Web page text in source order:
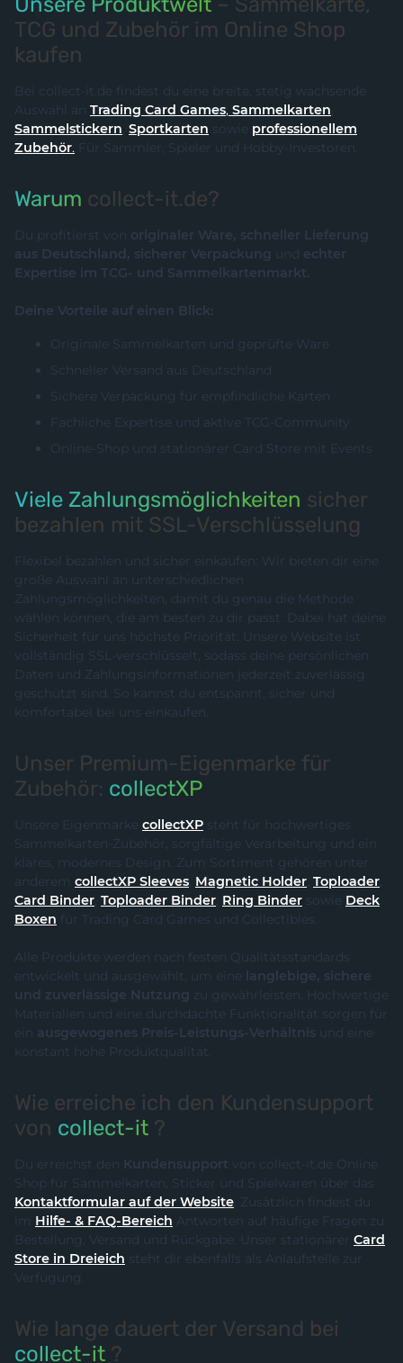
TCG und Zubehör im Online Shop
kaufen
Bei collect-it.de findest du eine breite, stetig wachsende
Auswahl an
Trading Card Games, Sammelkarten,
Sammelstickern, Sportkarten sowie professionellem
Zubehör. Für Sammler, Spieler und Hobby-Investoren.
Warum collect-it.de?
Du profitierst von originaler Ware, schneller Lieferung
aus Deutschland, sicherer Verpackung und echter
Expertise im TCG- und Sammelkartenmarkt.
Deine Vorteile auf einen Blick:
Originale Sammelkarten und geprüfte Ware
Schneller Versand aus Deutschland
Sichere Verpackung für empfindliche Karten
Fachliche Expertise und aktive TCG-Community
Online-Shop und stationärer Card Store mit Events
Viele Zahlungsmöglichkeiten sicher
bezahlen mit SSL-Verschlüsselung
Flexibel bezahlen und sicher einkaufen: Wir bieten dir eine
große Auswahl an unterschiedlichen
Zahlungsmöglichkeiten, damit du genau die Methode
wählen können, die am besten zu dir passt. Dabei hat deine
Sicherheit für uns höchste Priorität. Unsere Website ist
vollständig SSL-verschlüsselt, sodass deine persönlichen
Daten und Zahlungsinformationen jederzeit zuverlässig
geschützt sind. So kannst du entspannt, sicher und
komfortabel bei uns einkaufen.
Unser Premium-Eigenmarke für
Zubehör: collectXP
Unsere Eigenmarke collectXP steht für hochwertiges
Sammelkarten-Zubehör, sorgfältige Verarbeitung und ein
klares, modernes Design. Zum Sortiment gehören unter
anderem collectXP Sleeves, Magnetic Holder, Toploader,
Card Binder, Toploader Binder, Ring Binder sowie Deck
Boxen für Trading Card Games und Collectibles.
Alle Produkte werden nach festen Qualitätsstandards
entwickelt und ausgewählt, um eine langlebige, sichere
und zuverlässige Nutzung zu gewährleisten. Hochwertige
Materialien und eine durchdachte Funktionalität sorgen für
ein ausgewogenes Preis-Leistungs-Verhältnis und eine
konstant hohe Produktqualität.
Wie erreiche ich den Kundensupport
von collect-it ?
Du erreichst den Kundensupport von collect-it.de Online
Shop für Sammelkarten, Sticker und Spielwaren über das
Kontaktformular auf der Website. Zusätzlich findest du
im Hilfe- & FAQ-Bereich Antworten auf häufige Fragen zu
Bestellung, Versand und Rückgabe. Unser stationärer Card
Store in Dreieich steht dir ebenfalls als Anlaufstelle zur
Verfügung.
Wie lange dauert der Versand bei
collect-it ?